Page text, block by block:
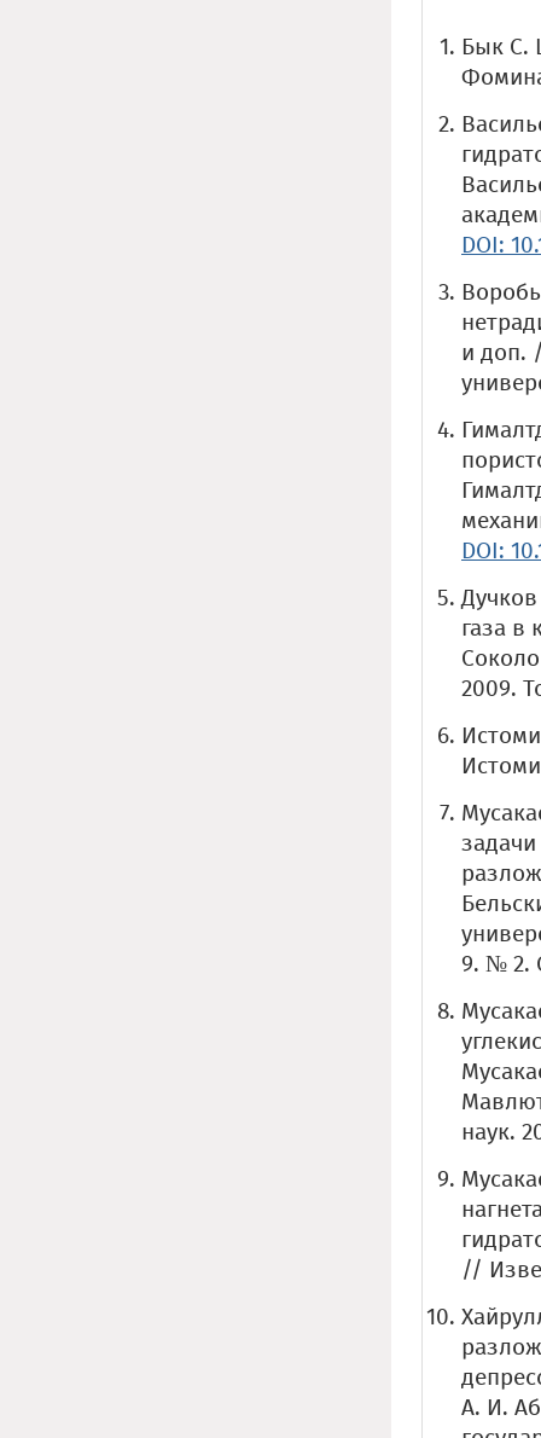
Бык С.
DOI:
и доп.
DOI:
газа в
2009.
9. № 2.
наук.
//
А. И.